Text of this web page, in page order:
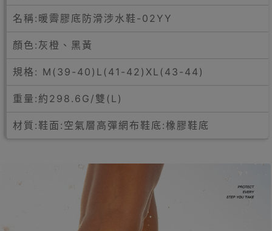
名稱:暖霽膠底防滑涉水鞋-02YY
顏色:灰橙、黑黃
規格: M(39-40)L(41-42)XL(43-44)
重量:約298.6G/雙(L)
材質:鞋面:空氣層高彈網布鞋底:橡膠鞋底